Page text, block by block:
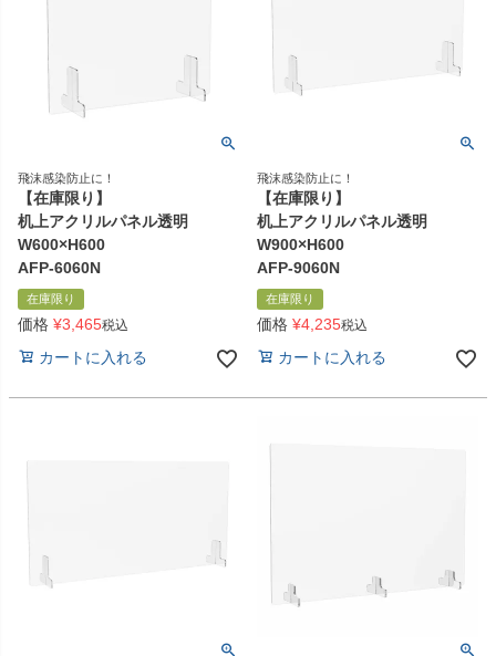
飛沫感染防止に！
【在庫限り】
机上アクリルパネル透明
W600×H600
AFP-6060N
在庫限り
価格 ¥3,465税込
カートに入れる
飛沫感染防止に！
【在庫限り】
机上アクリルパネル透明
W900×H600
AFP-9060N
在庫限り
価格 ¥4,235税込
カートに入れる